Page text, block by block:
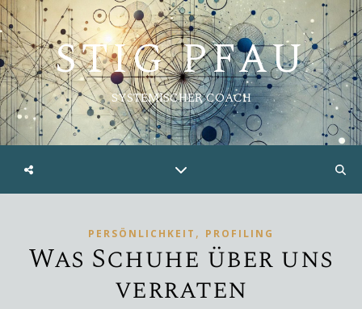
STIG PFAU
SYSTEMISCHER COACH
PERSÖNLICHKEIT , PROFILING
Was Schuhe über uns
verraten